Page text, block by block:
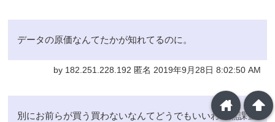
データの原価なんてたかが知れてるのに。
by 182.251.228.192 匿名 2019年9月28日 8:02:50 AM
別にお前らが買う買わないなんてどうでもいいわ、無課金
arrowup
home